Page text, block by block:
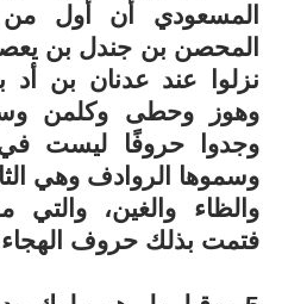
المسعودي أن أول
المحصن بن جندل بن
نزلوا عند عدنان بن أد
وهوز وحطى وكلمن
وجدوا حروفًا ليست في
وسموها الروادف وهي
والظاء والغين،
فتمت بذلك حروف